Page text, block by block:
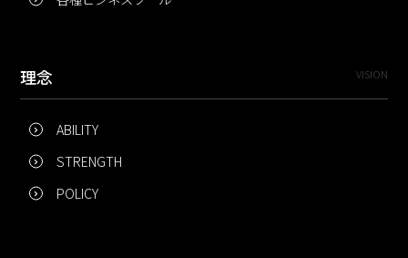
理念 VISION
ABILITY
STRENGTH
POLICY